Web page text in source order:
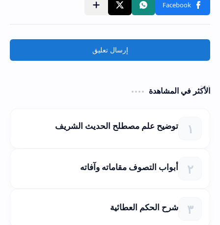
إرسال تعليق
الأكثر في المشاهدة
توضيح علم مصطلح الحديث الشريف
أبواب التصوف مقاماته وآفاته
شرح الحكم العطائية